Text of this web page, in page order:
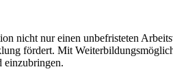
nicht nur einen unbefristeten
fördert. Mit
einzubringen.